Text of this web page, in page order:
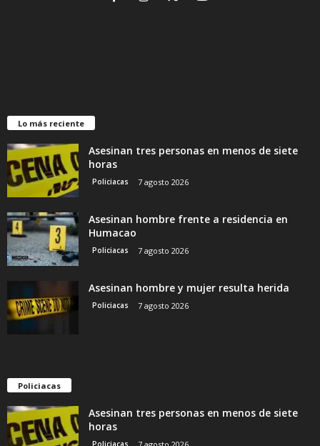
Lo más reciente
Asesinan tres personas en menos de siete
horas
Policiacas 7 agosto 2026
Asesinan hombre frente a residencia en
Humacao
Policiacas 7 agosto 2026
Asesinan hombre y mujer resulta herida
Policiacas 7 agosto 2026
Policiacas
Asesinan tres personas en menos de siete
horas
Policiacas